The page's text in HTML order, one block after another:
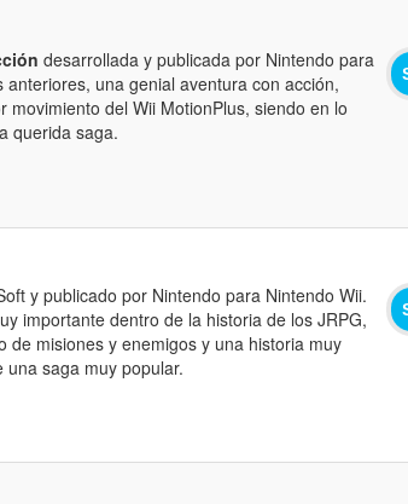
desarrollada y publicada por Nintendo para
una genial aventura con acción,
del Wii MotionPlus, siendo en lo
querida saga.
y publicado por Nintendo para Nintendo Wii.
importante dentro de la historia de los JRPG,
de misiones y enemigos y una historia muy
saga muy popular.